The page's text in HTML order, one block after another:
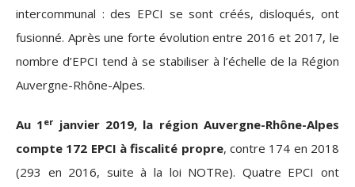
intercommunal : des EPCI se sont créés, disloqués, ont
fusionné. Après une forte évolution entre 2016 et 2017, le
nombre d’EPCI tend à se stabiliser à l’échelle de la Région
Auvergne-Rhône-Alpes.
Au 1 er janvier 2019, la région Auvergne-Rhône-Alpes
compte 172 EPCI à fiscalité propre, contre 174 en 2018
(293 en 2016, suite à la loi NOTRe). Quatre EPCI ont